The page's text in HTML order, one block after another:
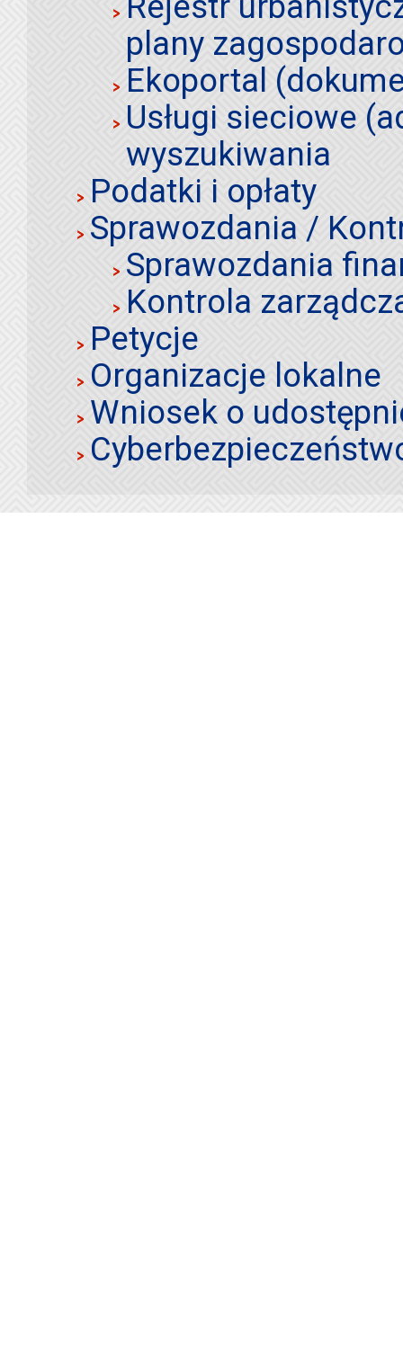
plany
Ekoportal
Usługi sieciowe
wyszukiwania
Podatki i opłaty
Sprawozdania /
Sprawozdania
Kontrola
Petycje
Organizacje lokalne
Wniosek o